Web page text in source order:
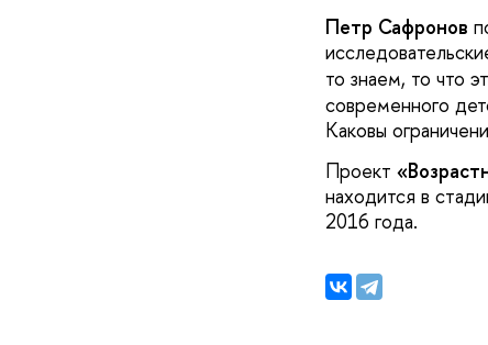
Петр Сафронов
то знаем, то что
современного
Каковы
Проект
находится в
2016 года.